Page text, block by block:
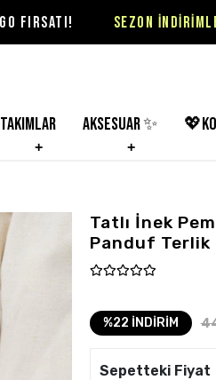
SEZON İNDİRİMLERİ
Takımlar Aksesuar ✨
Tatlı İnek
Panduf Terlik
%22 İNDİRİM
Sepetteki Fiyat